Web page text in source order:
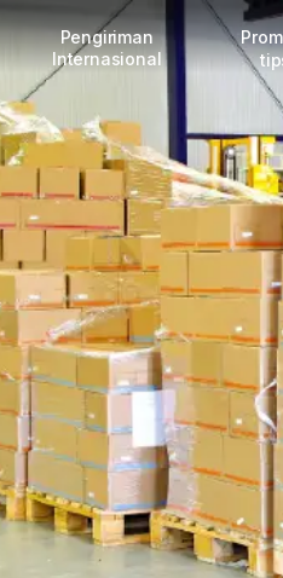
Mitra
Pengiriman
Internasional